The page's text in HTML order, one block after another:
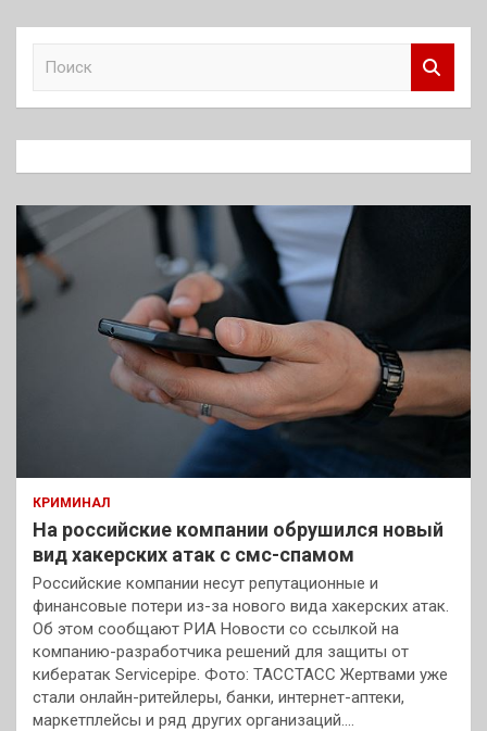
к
КРИМИНАЛ
На российские компании обрушился новый
вид хакерских атак с смс-спамом
Российские компании несут репутационные и
финансовые потери из-за нового вида хакерских атак.
Об этом сообщают РИА Новости со ссылкой на
компанию-разработчика решений для защиты от
кибератак Servicepipe. Фото: ТАССТАСС Жертвами уже
стали онлайн-ритейлеры, банки, интернет-аптеки,
маркетплейсы и ряд других организаций.…